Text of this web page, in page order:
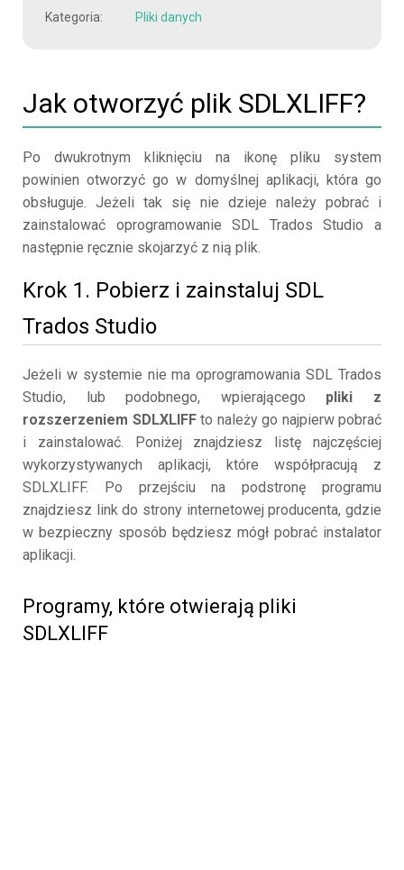
Kategoria: Pliki danych
Jak otworzyć plik SDLXLIFF?
Po dwukrotnym kliknięciu na ikonę pliku system
powinien otworzyć go w domyślnej aplikacji, która go
obsługuje. Jeżeli tak się nie dzieje należy pobrać i
zainstalować oprogramowanie SDL Trados Studio a
następnie ręcznie skojarzyć z nią plik.
Krok 1. Pobierz i zainstaluj SDL
Trados Studio
Jeżeli w systemie nie ma oprogramowania SDL Trados
Studio, lub podobnego, wpierającego pliki z
rozszerzeniem SDLXLIFFto należy go najpierw pobrać
i zainstalować. Poniżej znajdziesz listę najczęściej
wykorzystywanych aplikacji, które współpracują z
SDLXLIFF. Po przejściu na podstronę programu
znajdziesz link do strony internetowej producenta, gdzie
w bezpieczny sposób będziesz mógł pobrać instalator
aplikacji.
Programy, które otwierają pliki
SDLXLIFF